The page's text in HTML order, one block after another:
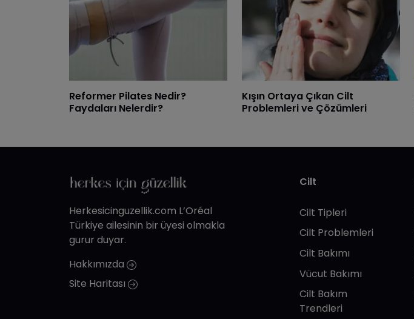
Reformer Pilates Nedir?
Faydaları Nelerdir?
Kışın Ortaya Çıkan Cilt
Problemleri ve Çözümleri
Herkesicinguzellik.com L’Oréal
Türkiye ailesinin bir üyesi olmakla
gurur duyar.
Hakkımızda
Site Haritası
Cilt
Cilt Tipleri
Cilt Problemleri
Cilt Bakımı
Vücut Bakımı
Cilt Bakım
Trendleri